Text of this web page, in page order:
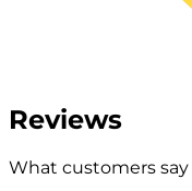
Reviews
What customers